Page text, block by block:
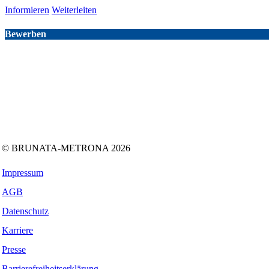
Informieren Weiterleiten
Bewerben
© BRUNATA-METRONA 2026
Impressum
AGB
Datenschutz
Karriere
Presse